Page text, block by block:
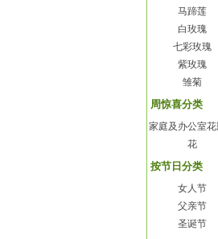
马蹄莲
白玫瑰
七彩玫瑰
紫玫瑰
雏菊
周惊喜分类
家庭及办公室
花
按节日分类
女人节
父亲节
圣诞节